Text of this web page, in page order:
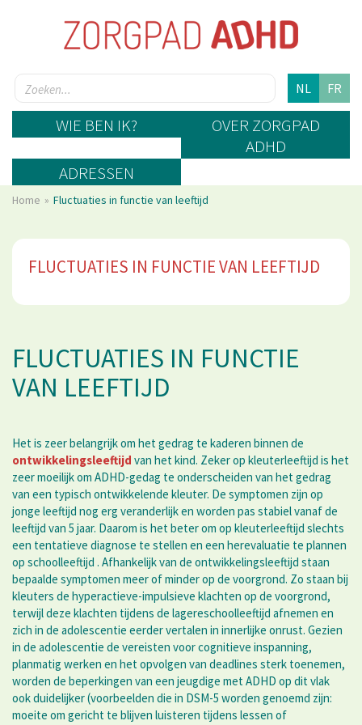
NL FR
WIE BEN IK?
OVER ZORGPAD
ADHD
ADRESSEN
Home Fluctuaties in functie van leeftijd
FLUCTUATIES IN FUNCTIE VAN LEEFTIJD
FLUCTUATIES IN FUNCTIE
VAN LEEFTIJD
Het is zeer belangrijk om het gedrag te kaderen binnen de
ontwikkelingsleeftijd van het kind. Zeker op kleuterleeftijd is het
zeer moeilijk om ADHD-gedag te onderscheiden van het gedrag
van een typisch ontwikkelende kleuter. De symptomen zijn op
jonge leeftijd nog erg veranderlijk en worden pas stabiel vanaf de
leeftijd van 5 jaar. Daarom is het beter om op kleuterleeftijd slechts
een tentatieve diagnose te stellen en een herevaluatie te plannen
op schoolleeftijd . Afhankelijk van de ontwikkelingsleeftijd staan
bepaalde symptomen meer of minder op de voorgrond. Zo staan bij
kleuters de hyperactieve-impulsieve klachten op de voorgrond,
terwijl deze klachten tijdens de lagereschoolleeftijd afnemen en
zich in de adolescentie eerder vertalen in innerlijke onrust. Gezien
in de adolescentie de vereisten voor cognitieve inspanning,
planmatig werken en het opvolgen van deadlines sterk toenemen,
worden de beperkingen van een jeugdige met ADHD op dit vlak
ook duidelijker (voorbeelden die in DSM-5 worden genoemd zijn:
moeite om gericht te blijven luisteren tijdens lessen of